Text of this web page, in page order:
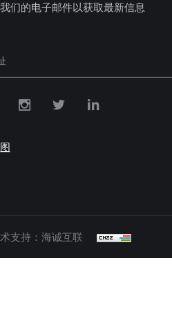
们的电子邮件以获取最新信息
支持：海诚互联